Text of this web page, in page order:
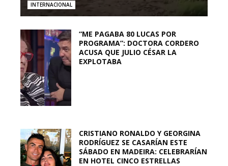
INTERNACIONAL
“ME PAGABA 80 LUCAS POR
PROGRAMA”: DOCTORA CORDERO
ACUSA QUE JULIO CÉSAR LA
EXPLOTABA
CRISTIANO RONALDO Y GEORGINA
RODRÍGUEZ SE CASARÍAN ESTE
SÁBADO EN MADEIRA: CELEBRARÍAN
EN HOTEL CINCO ESTRELLAS